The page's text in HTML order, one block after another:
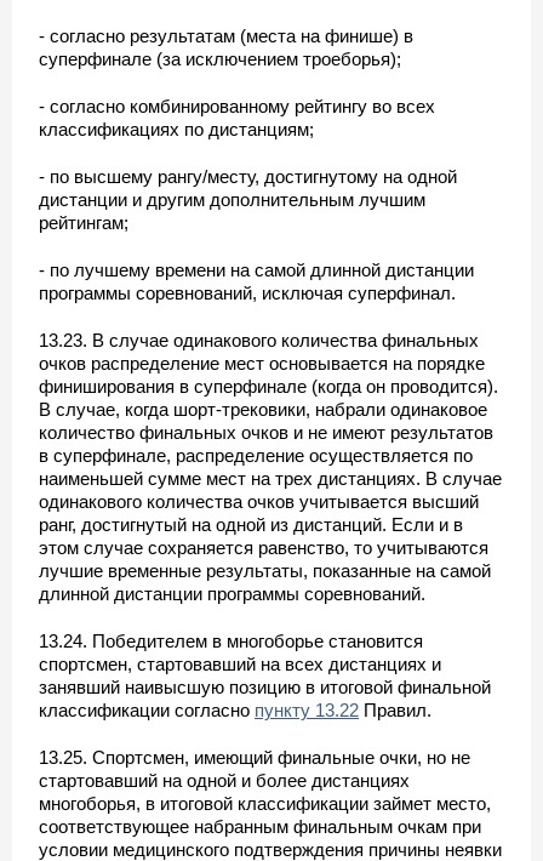
- согласно результатам (места на финише) в
суперфинале (за исключением троеборья);
- согласно комбинированному рейтингу во всех
классификациях по дистанциям;
- по высшему рангу/месту, достигнутому на одной
дистанции и другим дополнительным лучшим
рейтингам;
- по лучшему времени на самой длинной дистанции
программы соревнований, исключая суперфинал.
13.23. В случае одинакового количества финальных
очков распределение мест основывается на порядке
финиширования в суперфинале (когда он проводится).
В случае, когда шорт-трековики, набрали одинаковое
количество финальных очков и не имеют результатов
в суперфинале, распределение осуществляется по
наименьшей сумме мест на трех дистанциях. В случае
одинакового количества очков учитывается высший
ранг, достигнутый на одной из дистанций. Если и в
этом случае сохраняется равенство, то учитываются
лучшие временные результаты, показанные на самой
длинной дистанции программы соревнований.
13.24. Победителем в многоборье становится
спортсмен, стартовавший на всех дистанциях и
занявший наивысшую позицию в итоговой финальной
классификации согласно пункту 13.22 Правил.
13.25. Спортсмен, имеющий финальные очки, но не
стартовавший на одной и более дистанциях
многоборья, в итоговой классификации займет место,
соответствующее набранным финальным очкам при
условии медицинского подтверждения причины неявки